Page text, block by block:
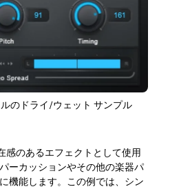
のドライ/ウェット サンプル
感のあるエフェクトとして使用
ーカッションやその他の楽器パ
機能します。この例では、シン